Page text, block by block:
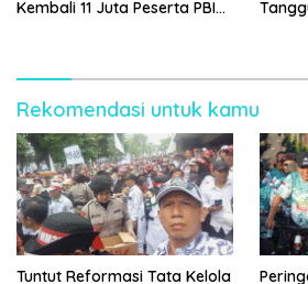
Kembali 11 Juta Peserta PBI
Rekomendasi untuk kamu
Tuntut Reformasi Tata Kelola